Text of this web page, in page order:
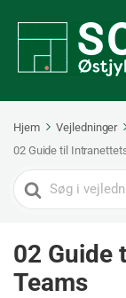
Hjem Vejledninger
02 Guide til
Search
For
02 Guide
Teams